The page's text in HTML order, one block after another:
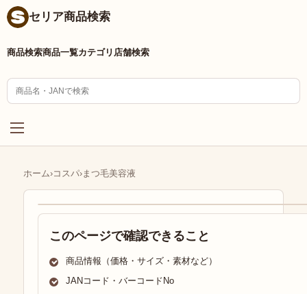
セリア商品検索
商品検索商品一覧カテゴリ 店舗検索
ホーム›コスパ›まつ毛美容液
このページで確認できること
商品情報（価格・サイズ・素材など）
JANコード・バーコードNo